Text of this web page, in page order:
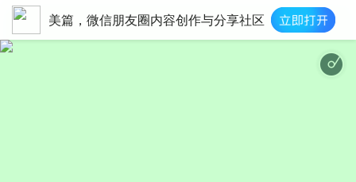
美篇，微信朋友圈内容创作与分享社区